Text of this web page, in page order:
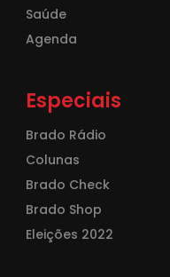
Saúde
Agenda
Especiais
Brado Rádio
Colunas
Brado Check
Brado Shop
Eleições 2022